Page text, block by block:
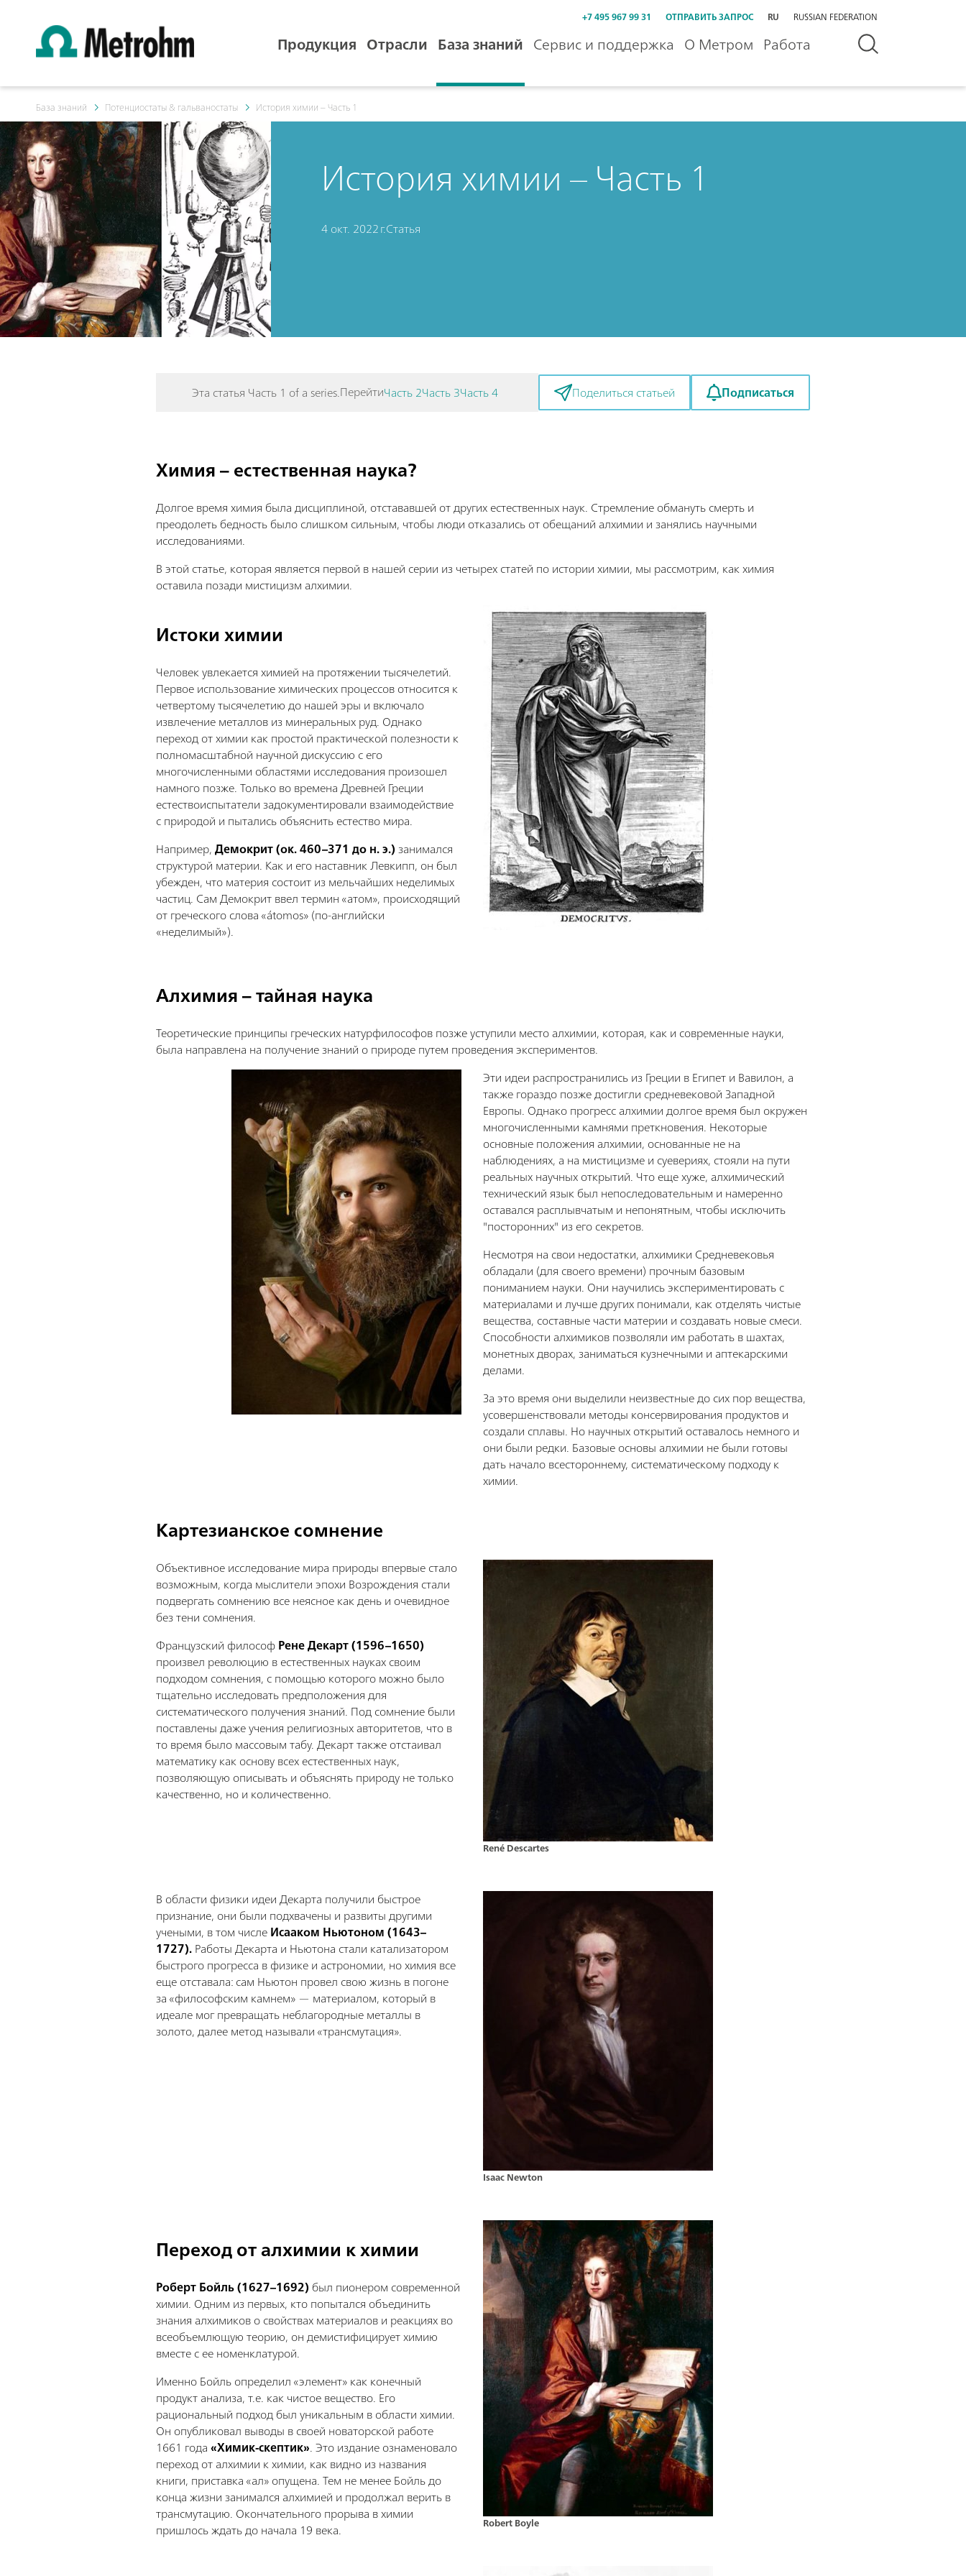
+7 495 967 99 31 ОТПРАВИТЬ ЗАПРОС RU RUSSIAN FEDERATION
Продукция Отрасли База знаний Сервис и поддержка О Метром Работа
База знаний Потенциостаты & гальваностаты История химии – Часть 1
История химии – Часть 1
4 окт. 2022 г.Статья
Эта статья Часть 1 of a series.ПерейтиЧасть 2Часть 3Часть 4 Поделиться статьей Подписаться
Химия – естественная наука?
Долгое время химия была дисциплиной, отстававшей от других естественных наук. Стремление обмануть смерть и
преодолеть бедность было слишком сильным, чтобы люди отказались от обещаний алхимии и занялись научными
исследованиями.
В этой статье, которая является первой в нашей серии из четырех статей по истории химии, мы рассмотрим, как химия
оставила позади мистицизм алхимии.
Истоки химии
Человек увлекается химией на протяжении тысячелетий.
Первое использование химических процессов относится к
четвертому тысячелетию до нашей эры и включало
извлечение металлов из минеральных руд. Однако
переход от химии как простой практической полезности к
полномасштабной научной дискуссию с его
многочисленными областями исследования произошел
намного позже. Только во времена Древней Греции
естествоиспытатели задокументировали взаимодействие
с природой и пытались объяснить естество мира.
Например,Демокрит (ок. 460–371 до н. э.)занимался
структурой материи. Как и его наставник Левкипп, он был
убежден, что материя состоит из мельчайших неделимых
частиц. Сам Демокрит ввел термин «атом», происходящий
от греческого слова «átomos» (по-английски
«неделимый»).
Алхимия – тайная наука
Теоретические принципы греческих натурфилософов позже уступили место алхимии, которая, как и современные науки,
была направлена на получение знаний о природе путем проведения экспериментов.
Эти идеи распространились из Греции в Египет и Вавилон, а
также гораздо позже достигли средневековой Западной
Европы. Однако прогресс алхимии долгое время был окружен
многочисленными камнями преткновения. Некоторые
основные положения алхимии, основанные не на
наблюдениях, а на мистицизме и суевериях, стояли на пути
реальных научных открытий. Что еще хуже, алхимический
технический язык был непоследовательным и намеренно
оставался расплывчатым и непонятным, чтобы исключить
"посторонних" из его секретов.
Несмотря на свои недостатки, алхимики Средневековья
обладали (для своего времени) прочным базовым
пониманием науки. Они научились экспериментировать с
материалами и лучше других понимали, как отделять чистые
вещества, составные части материи и создавать новые смеси.
Способности алхимиков позволяли им работать в шахтах,
монетных дворах, заниматься кузнечными и аптекарскими
делами.
За это время они выделили неизвестные до сих пор вещества,
усовершенствовали методы консервирования продуктов и
создали сплавы. Но научных открытий оставалось немного и
они были редки. Базовые основы алхимии не были готовы
дать начало всестороннему, систематическому подходу к
химии.
Картезианское сомнение
René Descartes
Объективное исследование мира природы впервые стало
возможным, когда мыслители эпохи Возрождения стали
подвергать сомнению все неясное как день и очевидное
без тени сомнения.
Французский философРене Декарт (1596–1650)
произвел революцию в естественных науках своим
подходом сомнения, с помощью которого можно было
тщательно исследовать предположения для
систематического получения знаний. Под сомнение были
поставлены даже учения религиозных авторитетов, что в
то время было массовым табу. Декарт также отстаивал
математику как основу всех естественных наук,
позволяющую описывать и объяснять природу не только
качественно, но и количественно.
Isaac Newton
В области физики идеи Декарта получили быстрое
признание, они были подхвачены и развиты другими
учеными, в том числеИсааком Ньютоном (1643–
1727).Работы Декарта и Ньютона стали катализатором
быстрого прогресса в физике и астрономии, но химия все
еще отставала: сам Ньютон провел свою жизнь в погоне
за «философским камнем» — материалом, который в
идеале мог превращать неблагородные металлы в
золото, далее метод называли «трансмутация».
Robert Boyle
Переход от алхимии к химии
Роберт Бойль (1627–1692) был пионером современной
химии. Одним из первых, кто попытался объединить
знания алхимиков о свойствах материалов и реакциях во
всеобъемлющую теорию, он демистифицирует химию
вместе с ее номенклатурой.
Именно Бойль определил «элемент» как конечный
продукт анализа, т.е. как чистое вещество. Его
рациональный подход был уникальным в области химии.
Он опубликовал выводы в своей новаторской работе
1661 года«Химик-скептик». Это издание ознаменовало
переход от алхимии к химии, как видно из названия
книги, приставка «ал» опущена. Тем не менее Бойль до
конца жизни занимался алхимией и продолжал верить в
трансмутацию. Окончательного прорыва в химии
пришлось ждать до начала 19 века.